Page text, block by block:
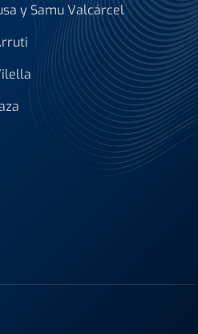
y Samu Valcárcel